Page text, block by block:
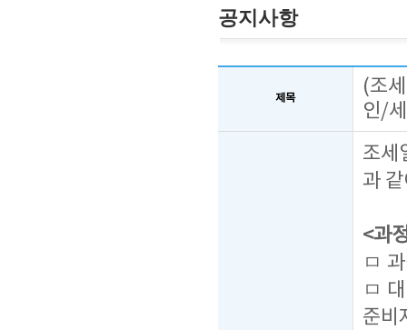
공지사항
제목
(조
인/
조세
과
<과
ㅁ
ㅁ
준비